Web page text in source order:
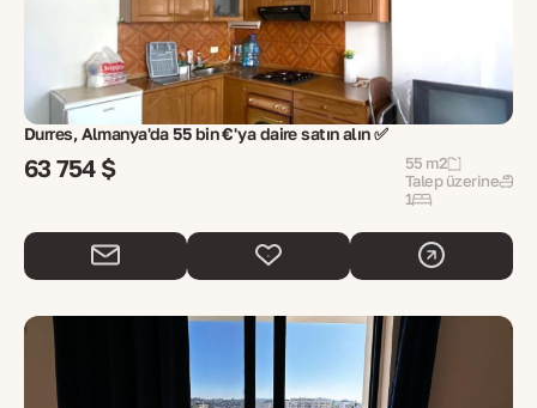
Durres, Almanya'da 55 bin €'ya daire satın alın ✅
63 754 $
55 m2
Talep üzerine
1